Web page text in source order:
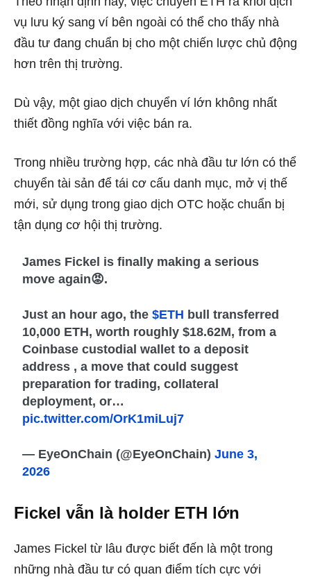
vụ lưu ký sang ví bên ngoài có thể cho thấy nhà
đầu tư đang chuẩn bị cho một chiến lược chủ động
hơn trên thị trường.
Dù vậy, một giao dịch chuyển ví lớn không nhất
thiết đồng nghĩa với việc bán ra.
Trong nhiều trường hợp, các nhà đầu tư lớn có thể
chuyển tài sản để tái cơ cấu danh mục, mở vị thế
mới, sử dụng trong giao dịch OTC hoặc chuẩn bị
tận dụng cơ hội thị trường.
James Fickel is finally making a serious
move again😡.
Just an hour ago, the$ETH bull transferred
10,000 ETH, worth roughly $18.62M, from a
Coinbase custodial wallet to a deposit
address , a move that could suggest
preparation for trading, collateral
deployment, or…
pic.twitter.com/OrK1miLuj7
— EyeOnChain (@EyeOnChain)June 3,
2026
Fickel vẫn là holder ETH lớn
James Fickel từ lâu được biết đến là một trong
những nhà đầu tư có quan điểm tích cực với